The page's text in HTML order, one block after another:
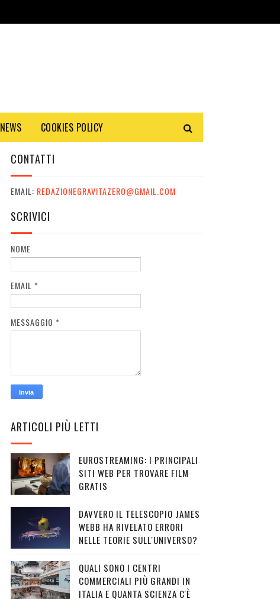
NEWS COOKIES POLICY
CONTATTI
EMAIL: REDAZIONEGRAVITAZERO@GMAIL.COM
SCRIVICI
NOME
EMAIL *
MESSAGGIO *
ARTICOLI PIÙ LETTI
EUROSTREAMING: I PRINCIPALI
SITI WEB PER TROVARE FILM
GRATIS
DAVVERO IL TELESCOPIO JAMES
WEBB HA RIVELATO ERRORI
NELLE TEORIE SULL'UNIVERSO?
QUALI SONO I CENTRI
COMMERCIALI PIÙ GRANDI IN
ITALIA E QUANTA SCIENZA C'È